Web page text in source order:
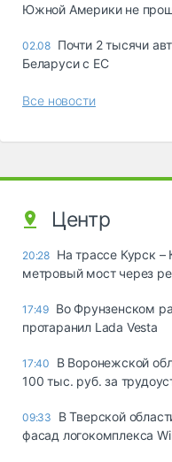
Южной Америки не
02.08 Почти 2 тысячи
Беларуси с ЕС
Все новости
Центр
20:28 На трассе Курск –
метровый мост через
17:49 Во Фрунзенском
протаранил Lada Vesta
17:40
В Воронежской
100 тыс. руб. за
09:33
В Тверской
фасад логокомплекса